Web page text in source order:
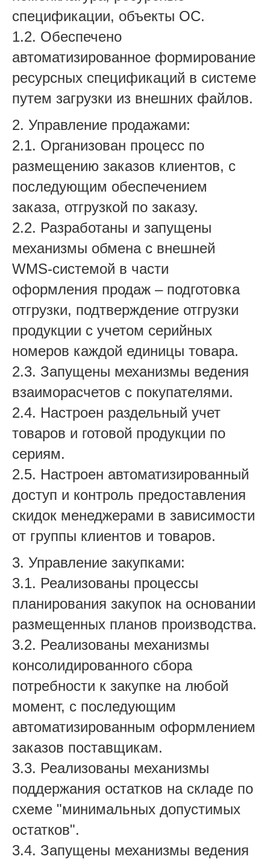
спецификации, объекты ОС.
1.2. Обеспечено
автоматизированное формирование
ресурсных спецификаций в системе
путем загрузки из внешних файлов.
2. Управление продажами:
2.1. Организован процесс по
размещению заказов клиентов, с
последующим обеспечением
заказа, отгрузкой по заказу.
2.2. Разработаны и запущены
механизмы обмена с внешней
WMS-системой в части
оформления продаж – подготовка
отгрузки, подтверждение отгрузки
продукции с учетом серийных
номеров каждой единицы товара.
2.3. Запущены механизмы ведения
взаиморасчетов с покупателями.
2.4. Настроен раздельный учет
товаров и готовой продукции по
сериям.
2.5. Настроен автоматизированный
доступ и контроль предоставления
скидок менеджерами в зависимости
от группы клиентов и товаров.
3. Управление закупками:
3.1. Реализованы процессы
планирования закупок на основании
размещенных планов производства.
3.2. Реализованы механизмы
консолидированного сбора
потребности к закупке на любой
момент, с последующим
автоматизированным оформлением
заказов поставщикам.
3.3. Реализованы механизмы
поддержания остатков на складе по
схеме "минимальных допустимых
остатков".
3.4. Запущены механизмы ведения